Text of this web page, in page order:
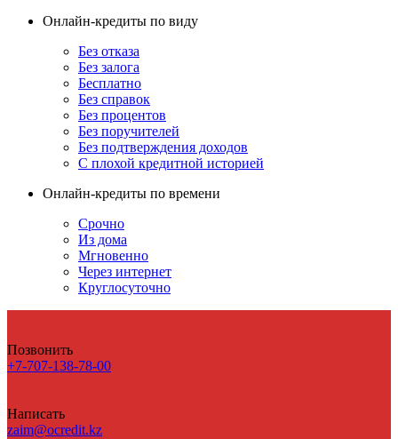
Онлайн-кредиты по виду
Без отказа
Без залога
Бесплатно
Без справок
Без процентов
Без поручителей
Без подтверждения доходов
С плохой кредитной историей
Онлайн-кредиты по времени
Срочно
Из дома
Мгновенно
Через интернет
Круглосуточно
Позвонить
+7-707-138-78-00
Написать
zaim@ocredit.kz